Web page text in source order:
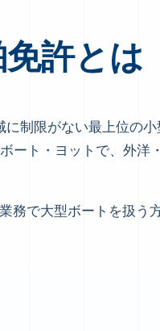
許とは
に制限がない最上位の
ート・ヨットで、外洋
務で大型ボートを扱う